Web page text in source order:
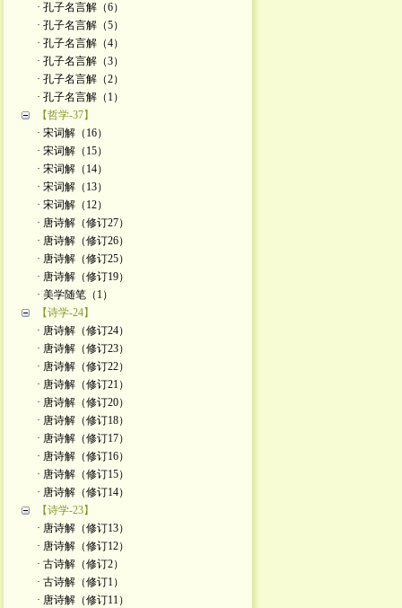
· 孔子名言解（6）
· 孔子名言解（5）
· 孔子名言解（4）
· 孔子名言解（3）
· 孔子名言解（2）
· 孔子名言解（1）
【哲学-37】
· 宋词解（16）
· 宋词解（15）
· 宋词解（14）
· 宋词解（13）
· 宋词解（12）
· 唐诗解（修订27）
· 唐诗解（修订26）
· 唐诗解（修订25）
· 唐诗解（修订19）
· 美学随笔（1）
【诗学-24】
· 唐诗解（修订24）
· 唐诗解（修订23）
· 唐诗解（修订22）
· 唐诗解（修订21）
· 唐诗解（修订20）
· 唐诗解（修订18）
· 唐诗解（修订17）
· 唐诗解（修订16）
· 唐诗解（修订15）
· 唐诗解（修订14）
【诗学-23】
· 唐诗解（修订13）
· 唐诗解（修订12）
· 古诗解（修订2）
· 古诗解（修订1）
· 唐诗解（修订11）